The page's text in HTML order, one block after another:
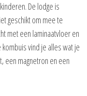
De lodge is
geschikt om mee te
met een laminaatvloer en
vind je alles wat je
een magnetron en een